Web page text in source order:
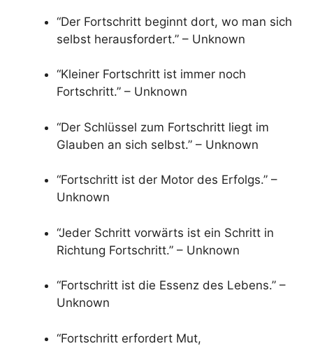
“Der Fortschritt beginnt dort, wo man sich
selbst herausfordert.” – Unknown
“Kleiner Fortschritt ist immer noch
Fortschritt.” – Unknown
“Der Schlüssel zum Fortschritt liegt im
Glauben an sich selbst.” – Unknown
“Fortschritt ist der Motor des Erfolgs.” –
Unknown
“Jeder Schritt vorwärts ist ein Schritt in
Richtung Fortschritt.” – Unknown
“Fortschritt ist die Essenz des Lebens.” –
Unknown
“Fortschritt erfordert Mut,